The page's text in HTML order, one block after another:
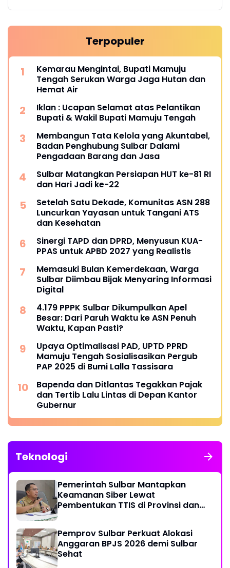
Terpopuler
Kemarau Mengintai, Bupati Mamuju
Tengah Serukan Warga Jaga Hutan dan
Hemat Air
Iklan : Ucapan Selamat atas Pelantikan
Bupati & Wakil Bupati Mamuju Tengah
Membangun Tata Kelola yang Akuntabel,
Badan Penghubung Sulbar Dalami
Pengadaan Barang dan Jasa
Sulbar Matangkan Persiapan HUT ke-81 RI
dan Hari Jadi ke-22
Setelah Satu Dekade, Komunitas ASN 288
Luncurkan Yayasan untuk Tangani ATS
dan Kesehatan
Sinergi TAPD dan DPRD, Menyusun KUA-
PPAS untuk APBD 2027 yang Realistis
Memasuki Bulan Kemerdekaan, Warga
Sulbar Diimbau Bijak Menyaring Informasi
Digital
4.179 PPPK Sulbar Dikumpulkan Apel
Besar: Dari Paruh Waktu ke ASN Penuh
Waktu, Kapan Pasti?
Upaya Optimalisasi PAD, UPTD PPRD
Mamuju Tengah Sosialisasikan Pergub
PAP 2025 di Bumi Lalla Tassisara
Bapenda dan Ditlantas Tegakkan Pajak
dan Tertib Lalu Lintas di Depan Kantor
Gubernur
Teknologi
Pemerintah Sulbar Mantapkan
Keamanan Siber Lewat
Pembentukan TTIS di Provinsi dan
Pemprov Sulbar Perkuat Alokasi
Anggaran BPJS 2026 demi Sulbar
Sehat